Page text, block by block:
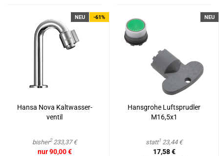
NEU -61%
Hansa Nova Kalt­was­ser­
ven­til
bisher2233,37 €
nur 90,00 €
NEU
Hans­gro­he Luft­sprud­ler
M16,5x1
statt1 23,44 €
17,58 €